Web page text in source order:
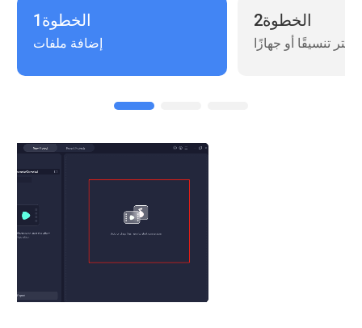
الخطوة1
إضافة ملفات
الخطوة2
اختر تنسيقًا أو جهازًا